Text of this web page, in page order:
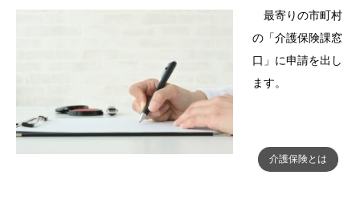
最寄りの市町村
の「介護保険課窓
口」に申請を出し
ます。
介護保険とは